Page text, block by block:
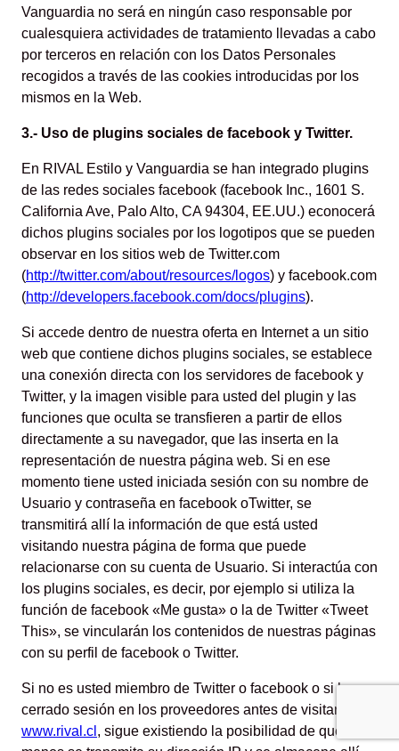
Vanguardia no será en ningún caso responsable por
cualesquiera actividades de tratamiento llevadas a cabo
por terceros en relación con los Datos Personales
recogidos a través de las cookies introducidas por los
mismos en la Web.
3.- Uso de plugins sociales de facebook y Twitter.
En RIVAL Estilo y Vanguardia se han integrado plugins
de las redes sociales facebook (facebook Inc., 1601 S.
California Ave, Palo Alto, CA 94304, EE.UU.) econocerá
dichos plugins sociales por los logotipos que se pueden
observar en los sitios web de Twitter.com
(http://twitter.com/about/resources/logos) y facebook.com
(http://developers.facebook.com/docs/plugins).
Si accede dentro de nuestra oferta en Internet a un sitio
web que contiene dichos plugins sociales, se establece
una conexión directa con los servidores de facebook y
Twitter, y la imagen visible para usted del plugin y las
funciones que oculta se transfieren a partir de ellos
directamente a su navegador, que las inserta en la
representación de nuestra página web. Si en ese
momento tiene usted iniciada sesión con su nombre de
Usuario y contraseña en facebook oTwitter, se
transmitirá allí la información de que está usted
visitando nuestra página de forma que puede
relacionarse con su cuenta de Usuario. Si interactúa con
los plugins sociales, es decir, por ejemplo si utiliza la
función de facebook «Me gusta» o la de Twitter «Tweet
This», se vincularán los contenidos de nuestras páginas
con su perfil de facebook o Twitter.
Si no es usted miembro de Twitter o facebook o si ha
cerrado sesión en los proveedores antes de visitar
www.rival.cl , sigue existiendo la posibilidad de que al